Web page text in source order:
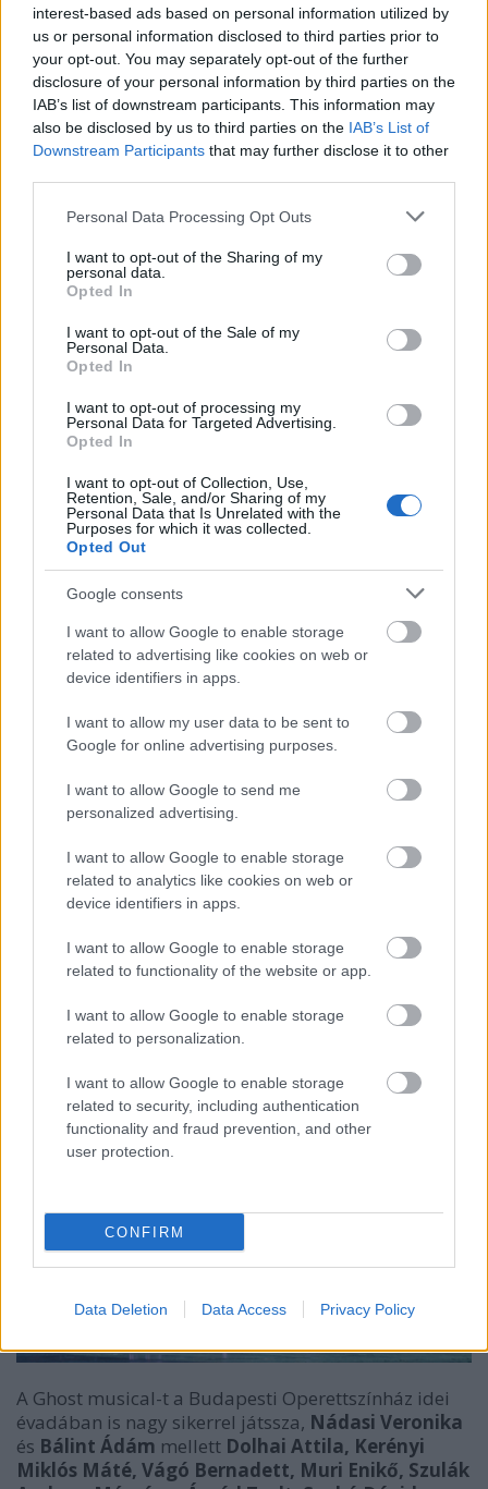
interest-based ads based on personal information utilized by
us or personal information disclosed to third parties prior to
your opt-out. You may separately opt-out of the further
disclosure of your personal information by third parties on the
IAB’s list of downstream participants. This information may
also be disclosed by us to third parties on the IAB’s List of
Downstream Participants that may further disclose it to other
Please note that this website/app uses one or more Google
not limited to your visit or usage behaviour. You may click to
grant or deny consent to Google and its third-party tags to
use your data for below specified purposes in below Google
consent section.
Personal Data Processing Opt Outs
I want to opt-out of the Sharing of my
personal data.
Opted In
I want to opt-out of the Sale of my
Personal Data.
Opted In
I want to opt-out of processing my
Personal Data for Targeted Advertising.
Opted In
I want to opt-out of Collection, Use,
Retention, Sale, and/or Sharing of my
Personal Data that Is Unrelated with the
Purposes for which it was collected.
Opted Out
Google consents
I want to allow Google to enable storage
related to advertising like cookies on web or
device identifiers in apps.
I want to allow my user data to be sent to
Google for online advertising purposes.
I want to allow Google to send me
personalized advertising.
I want to allow Google to enable storage
related to analytics like cookies on web or
device identifiers in apps.
I want to allow Google to enable storage
related to functionality of the website or app.
I want to allow Google to enable storage
related to personalization.
I want to allow Google to enable storage
related to security, including authentication
functionality and fraud prevention, and other
user protection.
CONFIRM
Data Deletion Data Access Privacy Policy
nagyravágyó és gyarló. Tele van álmokkal, de
egyszercsak minden kicsúszik a kezéből és ebbe
beleőrül. Kimondhatatlanul hálás vagyok azoknak, akik
segítettek beállni ebbe az előadásba,Kerényi Miklós
Gábor igazgató úrnak, aki rám gondolt és rengeteg
tanácsot adott. Jó benne lenni a Ghostban, ennek a
csapatnak a tagja lenni"- mondtaBálint Ádám,
akivel együtt Nádasi Veronika is bemutatkozott az
Whoopy Goldberg
sikerre a filmvásznon. A vérbő, nagyszájú és
humoros színes bőrű nő "világát"Nádasi Veronika
nagyon is magáénak érzi és
hasonlóan örül annak, hogy eljátszhatja a
musicalben is hatalmas sikert arató karaktert.
"Egy komplett pszichológiai könyvet megérne az a
rengeteg érzés, ami ezzel a szereppel kapcsolatban
hozzám, eddig azonban nem játszottam ilyen típusú
karaktert, épp ezért féltem is attól, hogy meg tudom-e
csinálni. Tudok-e majd jól hozni egy ennyire harsány és
minden feloldódott ebből a kételyből!”- mondta el
Nádasi Veronika.
A Ghost musical-t a Budapesti Operettszínház idei
évadában is nagy sikerrel játssza, Nádasi Veronika
és Bálint Ádám mellett Dolhai Attila, Kerényi
Miklós Máté, Vágó Bernadett, Muri Enikő, Szulák